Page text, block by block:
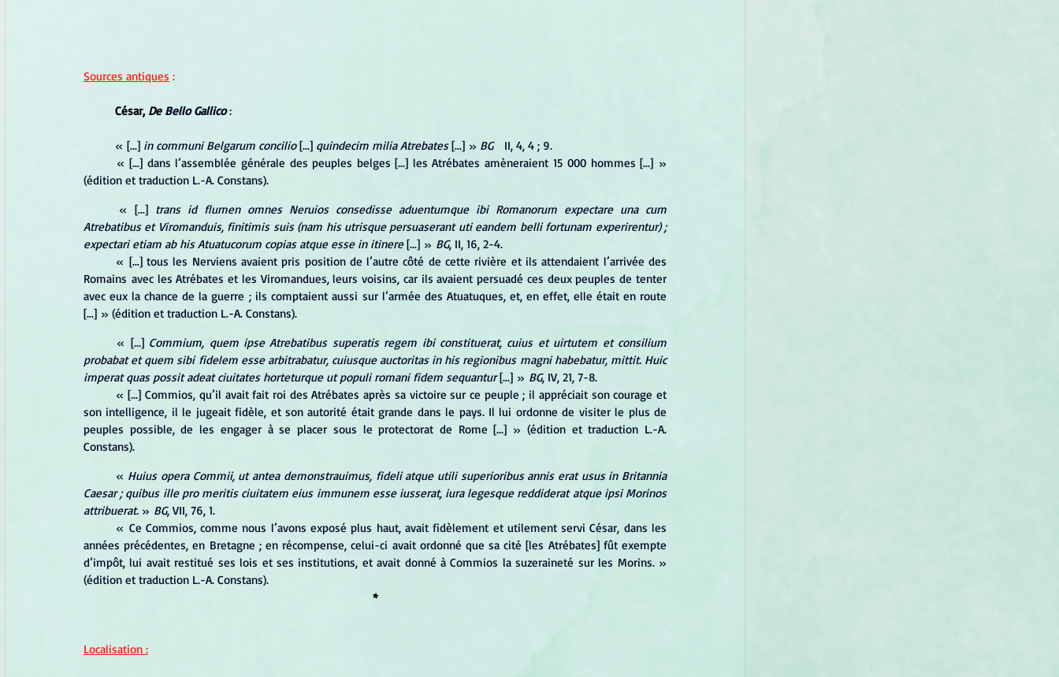
Sources antiques :
César, De Bello Gallico :
« [...] in communi Belgarum concilio [...] quindecim milia Atrebates [...] » BG
II, 4, 4 ; 9.
(édition et traduction L.-A. Constans).
« [...] trans id flumen omnes Neruios consedisse aduentumque ibi Romanorum expectare una cum
Atrebatibus et Viromanduis, finitimis suis (nam his utrisque persuaserant uti eandem belli fortunam experirentur) ;
expectari etiam ab his Atuatucorum copias atque esse in itinere [...] » BG, II, 16, 2-4.
Romains avec les Atrébates et les Viromandues, leurs voisins, car ils avaient persuadé ces deux peuples de tenter
avec eux la chance de la guerre ; ils comptaient aussi sur l’armée des Atuatuques, et, en effet, elle était en route
[...] » (édition et traduction L.-A. Constans).
	« [...]
Commium, quem ipse Atrebatibus superatis regem ibi constituerat, cuius et uirtutem et consilium
probabat et quem sibi fidelem esse arbitrabatur, cuiusque auctoritas in his regionibus magni habebatur, mittit. Huic
imperat quas possit adeat ciuitates horteturque ut populi romani fidem sequantur [...] » BG, IV, 21, 7-8.
« [...] Commios, qu’il avait fait roi des Atrébates après sa victoire sur ce peuple ; il appréciait son courage et
son intelligence, il le jugeait fidèle, et son autorité était grande dans le pays. Il lui ordonne de visiter le plus de
peuples possible, de les engager à se placer sous le protectorat de Rome [...] » (édition et traduction L.-A.
Constans).
	«
Huius opera Commii, ut antea demonstrauimus, fideli atque utili superioribus annis erat usus in Britannia
Caesar ; quibus ille pro meritis ciuitatem eius immunem esse iusserat, iura legesque reddiderat atque ipsi Morinos
attribuerat. » BG, VII, 76, 1.
années précédentes, en Bretagne ; en récompense, celui-ci avait ordonné que sa cité [les Atrébates] fût exempte
(édition et traduction L.-A. Constans).
*
Localisation :